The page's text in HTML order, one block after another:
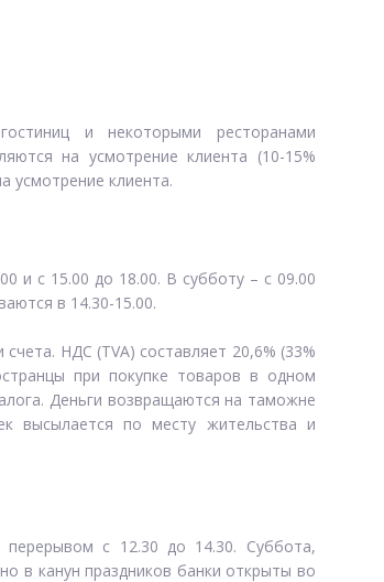
и некоторыми ресторанами
на усмотрение клиента (10-15%
усмотрение клиента.
и с 15.00 до 18.00. В субботу – с 09.00
в 14.30-15.00.
НДС (TVA) составляет 20,6% (33%
при покупке товаров в одном
Деньги возвращаются на таможне
высылается по месту жительства и
с 12.30 до 14.30. Суббота,
в канун праздников банки открыты во